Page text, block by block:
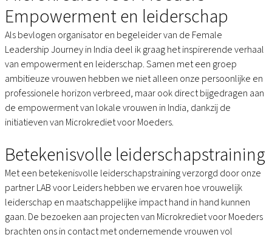
Inspirerende
Reis
met
Microkrediet
voor
Moeders
Empowerment en leiderschap
Als bevlogen organisator en begeleider van de Female
Leadership Journey in India deel ik graag het inspirerende verhaal
van empowerment en leiderschap. Samen met een groep
ambitieuze vrouwen hebben we niet alleen onze persoonlijke en
professionele horizon verbreed, maar ook direct bijgedragen aan
de empowerment van lokale vrouwen in India, dankzij de
initiatieven van Microkrediet voor Moeders.
Betekenisvolle leiderschapstraining
Met een betekenisvolle leiderschapstraining verzorgd door onze
partner LAB voor Leiders hebben we ervaren hoe vrouwelijk
leiderschap en maatschappelijke impact hand in hand kunnen
gaan. De bezoeken aan projecten van Microkrediet voor Moeders
brachten ons in contact met ondernemende vrouwen vol